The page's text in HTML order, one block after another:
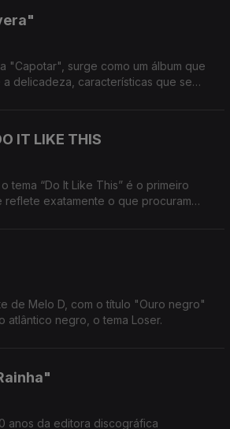
"Capotar", surge como um álbum que
a delicadeza, características que se
IT LIKE THIS
tema “Do It Like This” é o primeiro
reflete exatamente o que procuram
de Melo D, com o título "Ouro negro"
atlântico negro, o tema Loser.
anos da editora discográfica